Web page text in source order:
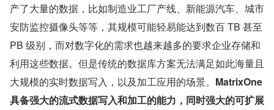
产了大量的数据，比如制造业工厂产线、新能源汽车、城市
安防监控摄像头等等，其规模可能轻易能达到数百 TB 甚至
PB 级别，而对数字化的需求也越来越多的要求企业存储和
利用这些数据。但是传统的数据库方案无法满足如此海量且
大规模的实时数据写入，以及加工应用的场景。 MatrixOne
具备强大的流式数据写入和加工的能力，同时强大的可扩展